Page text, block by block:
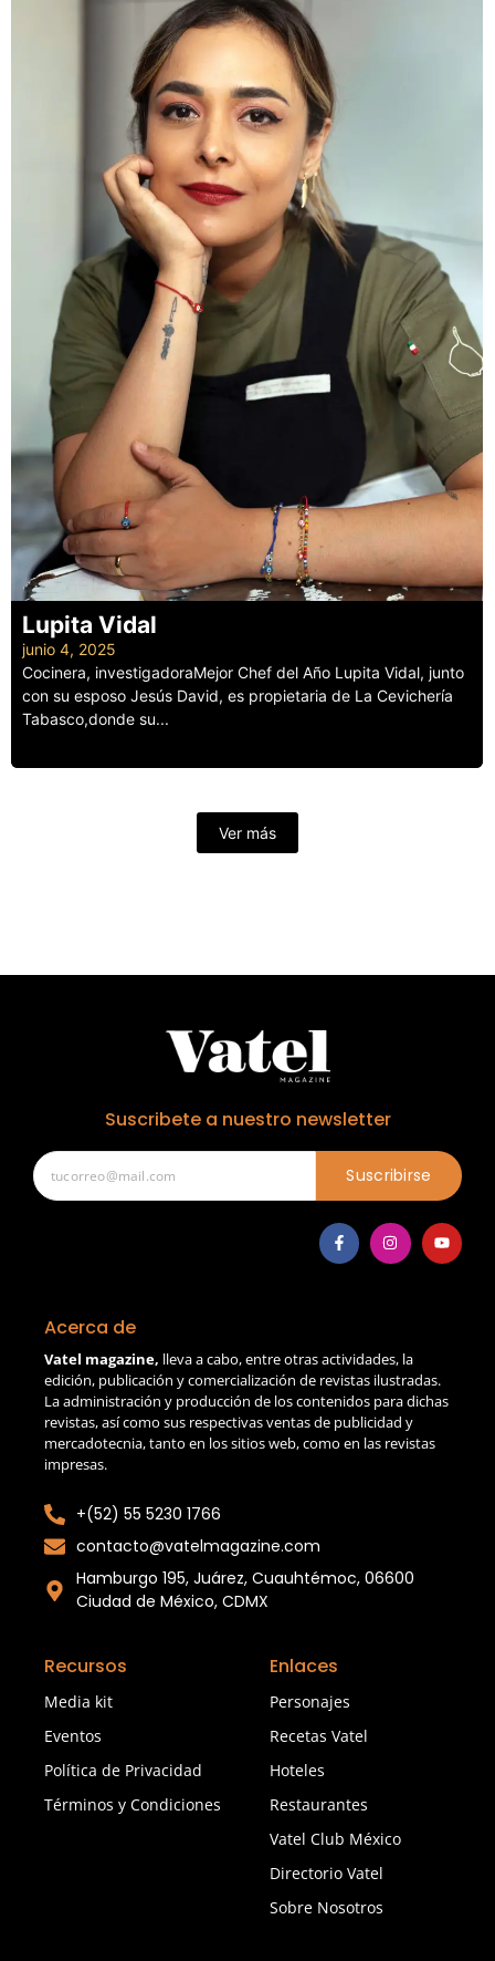
Lupita Vidal
junio 4, 2025
Cocinera, investigadoraMejor Chef del Año Lupita Vidal, junto
con su esposo Jesús David, es propietaria de La Cevichería
Tabasco,donde su...
Ver más
Suscribete a nuestro newsletter
Suscribirse
Acerca de
Vatel magazine, lleva a cabo, entre otras actividades, la
edición, publicación y comercialización de revistas ilustradas.
La administración y producción de los contenidos para dichas
revistas, así como sus respectivas ventas de publicidad y
mercadotecnia, tanto en los sitios web, como en las revistas
impresas.
+(52) 55 5230 1766
contacto@vatelmagazine.com
Hamburgo 195, Juárez, Cuauhtémoc, 06600
Ciudad de México, CDMX
Recursos
Media kit
Eventos
Política de Privacidad
Términos y Condiciones
Enlaces
Personajes
Recetas Vatel
Hoteles
Restaurantes
Vatel Club México
Directorio Vatel
Sobre Nosotros